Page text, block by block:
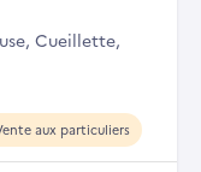
Cueillette,
aux particuliers